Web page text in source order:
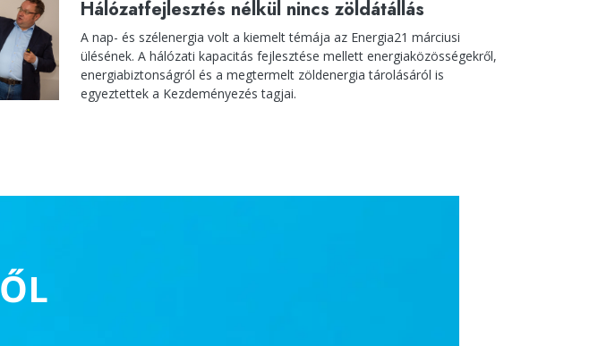
Hálózatfejlesztés nélkül nincs zöldátállás
A nap- és szélenergia volt a kiemelt témája az Energia21 márciusi
ülésének. A hálózati kapacitás fejlesztése mellett energiaközösségekről,
energiabiztonságról és a megtermelt zöldenergia tárolásáról is
egyeztettek a Kezdeményezés tagjai.